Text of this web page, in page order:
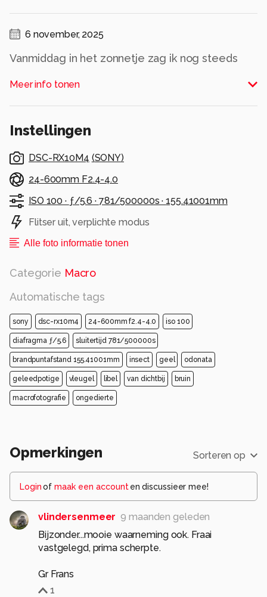
6 november, 2025
Vanmiddag in het zonnetje zag ik nog steeds
naar Bijzonder voor november
Meer info tonen
Instellingen
DSC-RX10M4 (SONY)
24-600mm F2.4-4.0
ISO 100 · ƒ/5.6 · 781/500000s ·155.41001mm
Flitser uit, verplichte modus
Alle foto informatie tonen
Categorie Macro
Automatische tags
sony dsc-rx10m4 24-600mm f2.4-4.0 iso 100
diafragma ƒ/5.6 sluitertijd 781/500000s
brandpuntafstand 155.41001mm insect geel odonata
geleedpotige vleugel libel van dichtbij bruin
macrofotografie ongedierte
Opmerkingen Sorteren op
Loginof maak een account en discussieer mee!
vlindersenmeer 9 maanden geleden
Bijzonder...mooie waarneming ook. Fraai
vastgelegd, prima scherpte.
Gr Frans
1